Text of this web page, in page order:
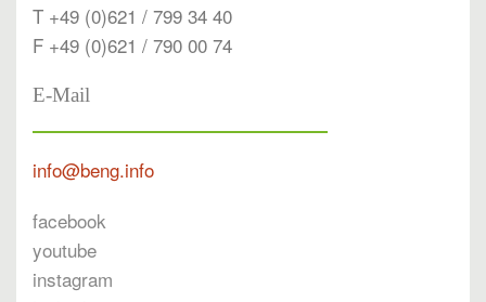
T +49 (0)621 / 799 34 40
F +49 (0)621 / 790 00 74
E-Mail
info@beng.info
facebook
youtube
instagram